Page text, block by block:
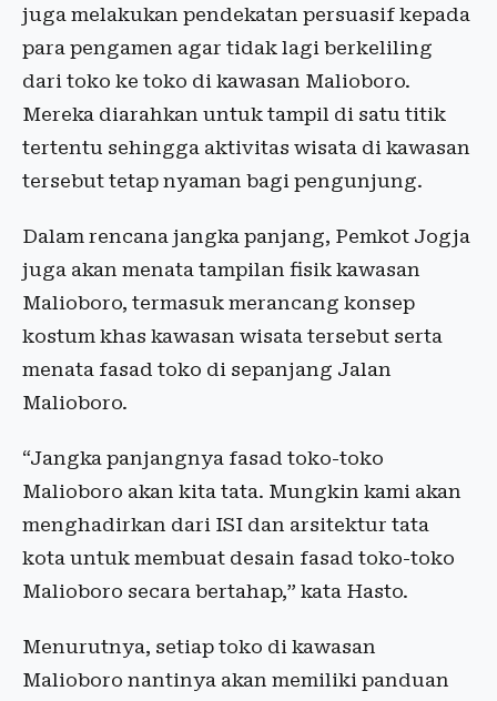
juga melakukan pendekatan persuasif kepada
para pengamen agar tidak lagi berkeliling
dari toko ke toko di kawasan Malioboro.
Mereka diarahkan untuk tampil di satu titik
tertentu sehingga aktivitas wisata di kawasan
tersebut tetap nyaman bagi pengunjung.
Dalam rencana jangka panjang, Pemkot Jogja
juga akan menata tampilan fisik kawasan
Malioboro, termasuk merancang konsep
kostum khas kawasan wisata tersebut serta
menata fasad toko di sepanjang Jalan
Malioboro.
“Jangka panjangnya fasad toko-toko
Malioboro akan kita tata. Mungkin kami akan
menghadirkan dari ISI dan arsitektur tata
kota untuk membuat desain fasad toko-toko
Malioboro secara bertahap,” kata Hasto.
Menurutnya, setiap toko di kawasan
Malioboro nantinya akan memiliki panduan